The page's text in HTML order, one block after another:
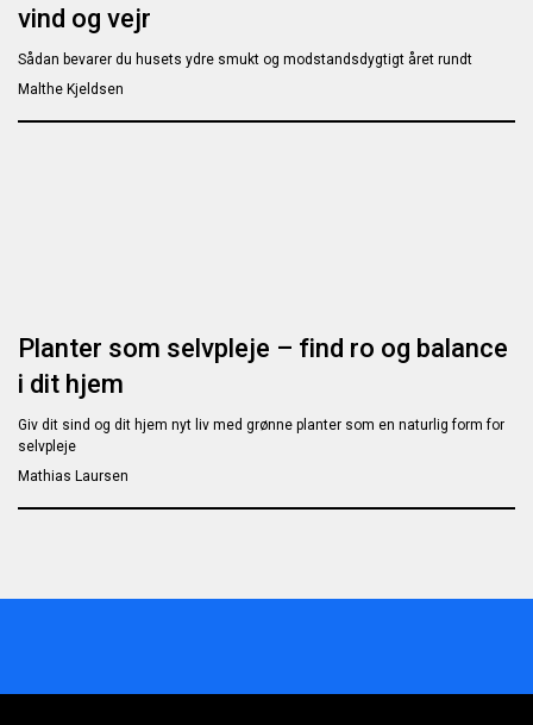
vind og vejr
Sådan bevarer du husets ydre smukt og modstandsdygtigt året rundt
Malthe Kjeldsen
Planter som selvpleje – find ro og balance
i dit hjem
Giv dit sind og dit hjem nyt liv med grønne planter som en naturlig form for
selvpleje
Mathias Laursen